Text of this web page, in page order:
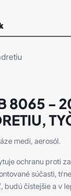
8065 -
medi, aerosól.
ochranu proti
súčasti,
budú čistejšie a v